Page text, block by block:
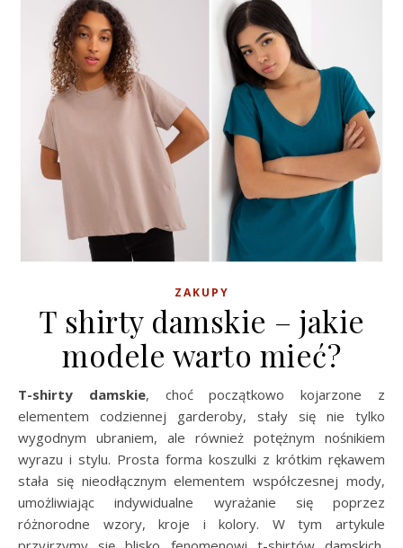
ZAKUPY
T shirty damskie – jakie
modele warto mieć?
T-shirty damskie, choć początkowo kojarzone z
elementem codziennej garderoby, stały się nie tylko
wygodnym ubraniem, ale również potężnym nośnikiem
wyrazu i stylu. Prosta forma koszulki z krótkim rękawem
stała się nieodłącznym elementem współczesnej mody,
umożliwiając indywidualne wyrażanie się poprzez
różnorodne wzory, kroje i kolory. W tym artykule